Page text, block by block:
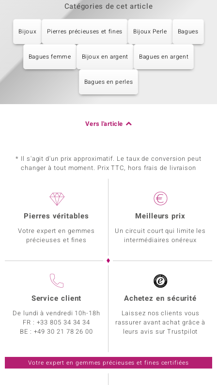
Catégories de cet article
Bijoux Pierres précieuses et fines Bijoux Perle Bagues
Bagues femme Bijoux en argent Bagues en argent
Bagues en perles
Vers l'article
* Il s'agit d'un prix approximatif. Le taux de conversion peut
changer à tout moment. Prix TTC, hors frais de livraison
Pierres véritables
Votre expert en gemmes
précieuses et fines
Meilleurs prix
Un circuit court qui limite les
intermédiaires onéreux
Service client
De lundi à vendredi 10h-18h
FR : +33 805 34 34 34
BE : +49 30 21 78 26 00
Achetez en sécurité
Laissez nos clients vous
rassurer avant achat grâce à
leurs avis sur Trustpilot
Votre expert en gemmes précieuses et fines certifiées